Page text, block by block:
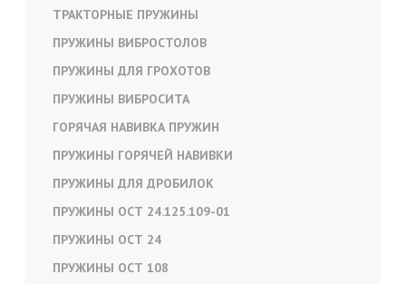
ТРАКТОРНЫЕ ПРУЖИНЫ
ПРУЖИНЫ ВИБРОСТОЛОВ
ПРУЖИНЫ ДЛЯ ГРОХОТОВ
ПРУЖИНЫ ВИБРОСИТА
ГОРЯЧАЯ НАВИВКА ПРУЖИН
ПРУЖИНЫ ГОРЯЧЕЙ НАВИВКИ
ПРУЖИНЫ ДЛЯ ДРОБИЛОК
ПРУЖИНЫ ОСТ 24.125.109-01
ПРУЖИНЫ ОСТ 24
ПРУЖИНЫ ОСТ 108